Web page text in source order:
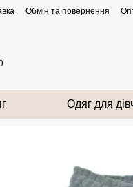
Обмін та повернення
Одяг для